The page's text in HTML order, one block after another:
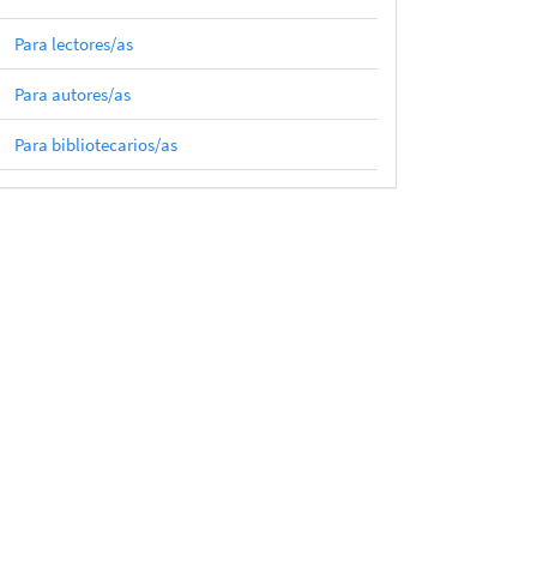
Para lectores/as
Para autores/as
Para bibliotecarios/as